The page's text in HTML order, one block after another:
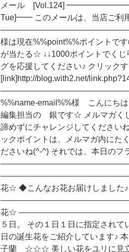
メール [Vol.124]
Tue]━━ このメールは、当店ご利
様は現在%%point%%ポイントで
が当たる☆ ↓↓1000ポイントでくじ
グを応援してください♪ クリック
[link]http://blog.with2.net/
%%name-email%%様 こんにち
編集担当の 銀です☆ メルマガく
諦めずにチャレンジしてください
ックポイントは、メルマガ内にた
ださいね(^-^) それでは、本日の
花☆ ◆こんなお花お届けしました
花☆
５日。 その１日１日に指定され
日の誕生花をご紹介しています
子蘭 ☆☆☆ 美しい花をユリに見立